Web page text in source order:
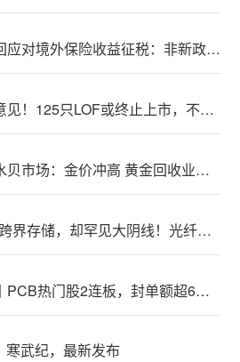
税务总局回应对境外保险收益征税：非新政策，无需过度解读
新规征求意见！125只LOF或终止上市，不影响基金正常投资运作
实探深圳水贝市场：金价冲高 黄金回收业务率先回暖
300506，跨界存储，却罕见大阴线！光纤需求激增，稀土细分原料，火了
揭秘涨停丨PCB热门股2连板，封单额超6亿元
寒武纪，最新发布